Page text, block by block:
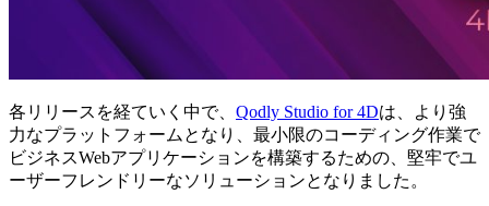
各リリースを経ていく中で、 Qodly Studio for 4Dは、より強
力なプラットフォームとなり、最小限のコーディング作業で
ビジネスWebアプリケーションを構築するための、堅牢でユ
ーザーフレンドリーなソリューションとなりました。